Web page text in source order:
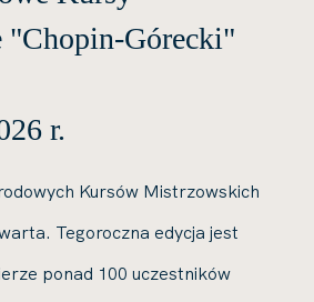
Górecki"
r.
Kursów Mistrzowskich
Tegoroczna edycja jest
ponad 100 uczestników